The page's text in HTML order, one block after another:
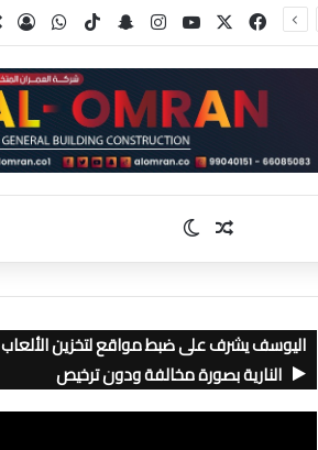
فيسبوك ‫YouTubeانستقرامسناب تشات
‫TikTok
مقال عشوائي
الوضع المظلم
اليوسف يشرف على ضبط مواقع لتخزين الألعاب
النارية بصورة مخالفة ودون ترخيص